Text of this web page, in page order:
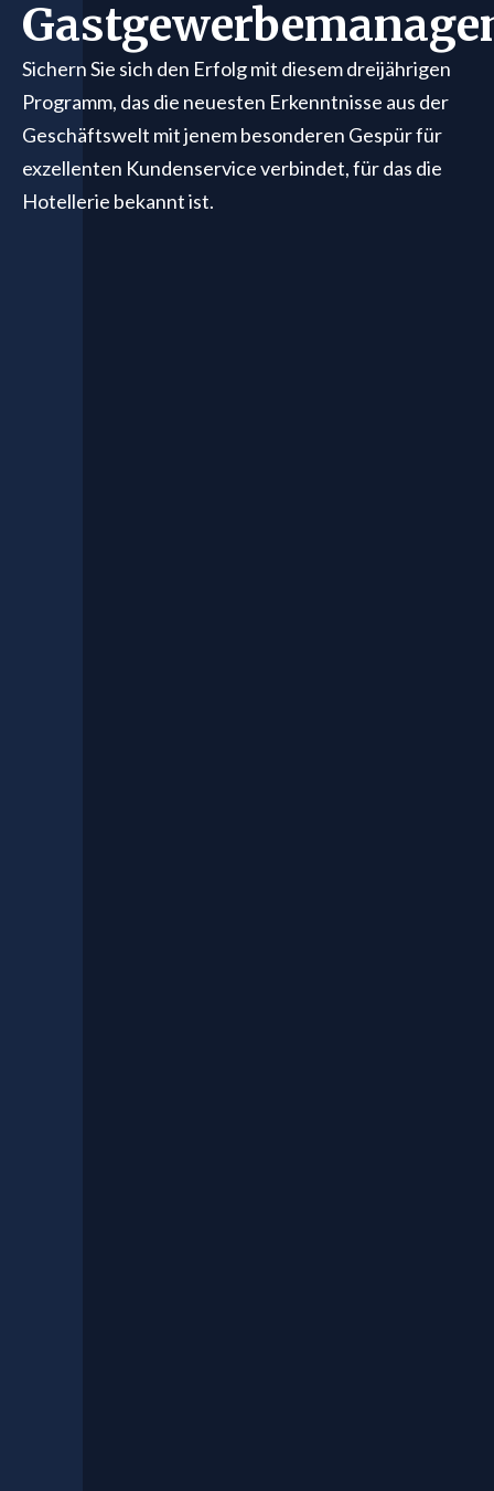
Sichern Sie sich den Erfolg mit diesem dreijährigen
Programm, das die neuesten Erkenntnisse aus der
Geschäftswelt mit jenem besonderen Gespür für
exzellenten Kundenservice verbindet, für das die
Hotellerie bekannt ist.